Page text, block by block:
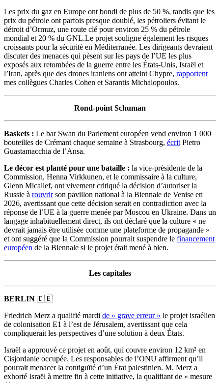
Les prix du gaz en Europe ont bondi de plus de 50 %, tandis que les
prix du pétrole ont parfois presque doublé, les pétroliers évitant le
détroit d’Ormuz, une route clé pour environ 25 % du pétrole
mondial et 20 % du GNL.Le projet souligne également les risques
croissants pour la sécurité en Méditerranée. Les dirigeants devraient
discuter des menaces qui pèsent sur les pays de l’UE les plus
exposés aux retombées de la guerre entre les États-Unis, Israël et
l’Iran, après que des drones iraniens ont atteint Chypre, rapportent
mes collègues Charles Cohen et Sarantis Michalopoulos.
Rond-point Schuman
Baskets : Le bar Swan du Parlement européen vend environ 1 000
bouteilles de Crémant chaque semaine à Strasbourg, écrit Pietro
Guastamacchia de l’Ansa.
Le décor est planté pour une bataille : la vice-présidente de la
Commission, Henna Virkkunen, et le commissaire à la culture,
Glenn Micallef, ont vivement critiqué la décision d’autoriser la
Russie à rouvrirson pavillon national à la Biennale de Venise en
2026, avertissant que cette décision serait en contradiction avec la
réponse de l’UE à la guerre menée par Moscou en Ukraine. Dans un
langage inhabituellement direct, ils ont déclaré que la culture « ne
devrait jamais être utilisée comme une plateforme de propagande »
et ont suggéré que la Commission pourrait suspendre le financement
européen de la Biennale si le projet était mené à bien.
Les capitales
BERLIN 🇩🇪
Friedrich Merz a qualifié mardi de « grave erreur » le projet israélien
de colonisation E1 à l’est de Jérusalem, avertissant que cela
compliquerait les perspectives d’une solution à deux États.
Israël a approuvé ce projet en août, qui couvre environ 12 km² en
Cisjordanie occupée. Les responsables de l’ONU affirment qu’il
pourrait menacer la contiguïté d’un État palestinien. M. Merz a
exhorté Israël à mettre fin à cette initiative, la qualifiant de « mesure